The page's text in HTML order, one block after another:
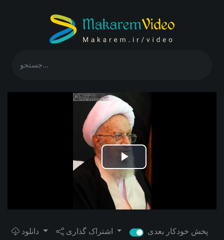
Play
Video
پخش خودکار بعدی